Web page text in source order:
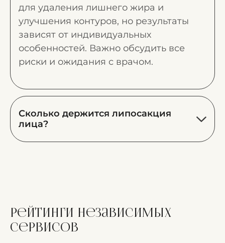
для удаления лишнего жира и
улучшения контуров, но результаты
зависят от индивидуальных
особенностей. Важно обсудить все
риски и ожидания с врачом.
Сколько держится липосакция
лица?
Рейтинги независимых
сервисов